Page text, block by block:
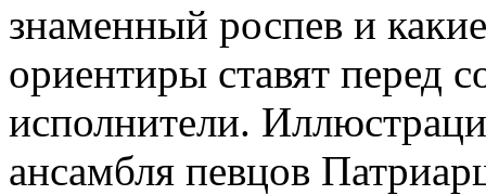
знаменный роспев и
ориентиры ставят перед
исполнители.
ансамбля певцов